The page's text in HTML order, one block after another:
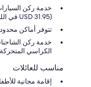
خدمة ركن
(USD 31.95 في الليلة)
تتوفر أماكن
خدمة ركن
الكراسي المتحركة
مناسب للعائلات
إقامة مجانية